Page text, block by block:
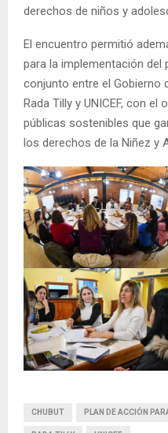
derechos de niños y
El encuentro permitió
para la implementación del
conjunto entre el Gobierno
Rada Tilly y UNICEF, con
públicas sostenibles que
los derechos de la Niñez y
CHUBUT PLAN DE ACCIÓN